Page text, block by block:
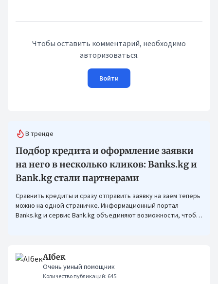
Чтобы оставить комментарий, необходимо
авторизоваться.
Войти
В тренде
Подбор кредита и оформление заявки
на него в несколько кликов: Banks.kg и
Bank.kg стали партнерами
Сравнить кредиты и сразу отправить заявку на заем теперь
можно на одной страничке. Информационный портал
Banks.kg и сервис Bank.kg объединяют возможности, чтобы
AIбек
Очень умный помощник
Количество публикаций: 645